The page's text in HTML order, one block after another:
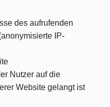
des aufrufenden
IP-
Nutzer auf die
Website gelangt ist